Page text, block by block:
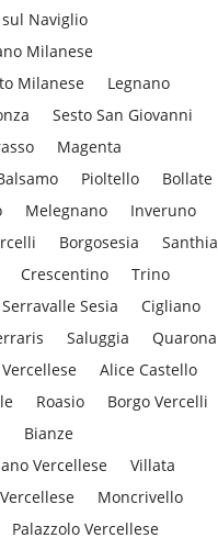
Naviglio
Milanese
Milanese
Legnano
Sesto San Giovanni
Magenta
Pioltello
Bollate
Melegnano
Inveruno
Borgosesia
Santhia
Crescentino
Trino
Serravalle Sesia
Cigliano
Saluggia
Quarona
Alice Castello
Roasio
Borgo Vercelli
Bianze
Vercellese
Villata
Moncrivello
Palazzolo Vercellese